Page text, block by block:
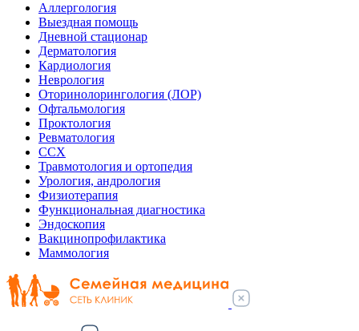
Аллергология
Выездная помощь
Дневной стационар
Дерматология
Кардиология
Неврология
Оторинолорингология (ЛОР)
Офтальмология
Проктология
Ревматология
ССХ
Травмотология и ортопедия
Урология, андрология
Физиотерапия
Функциональная диагностика
Эндоскопия
Вакцинопрофилактика
Маммология